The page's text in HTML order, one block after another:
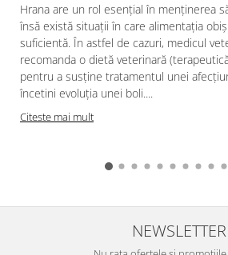
Hrana are un rol esențial în menținerea
însă există situații în care alimentația
suficientă. În astfel de cazuri, medicul
recomanda o dietă veterinară
pentru a susține tratamentul unei
încetini evoluția unei boli....
Citeste mai mult
NEWSLETTER